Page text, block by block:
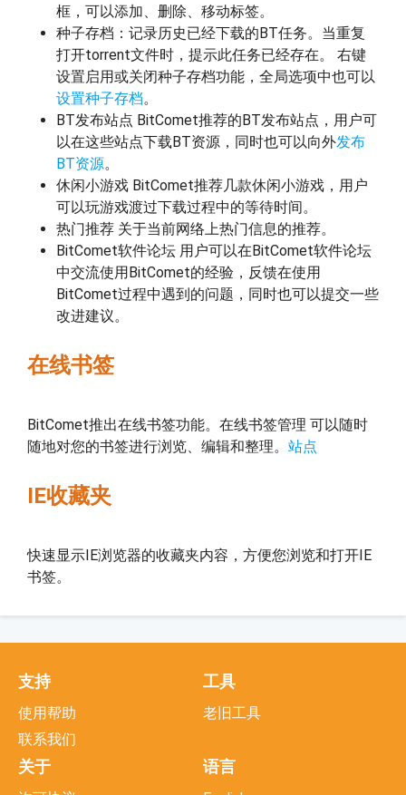
框，可以添加、删除、移动标签。
种子存档：记录历史已经下载的BT任务。当重复
打开torrent文件时，提示此任务已经存在。 右键
设置启用或关闭种子存档功能，全局选项中也可以
设置种子存档。
BT发布站点 BitComet推荐的BT发布站点，用户可
以在这些站点下载BT资源，同时也可以向外发布
BT资源。
休闲小游戏 BitComet推荐几款休闲小游戏，用户
可以玩游戏渡过下载过程中的等待时间。
热门推荐 关于当前网络上热门信息的推荐。
BitComet软件论坛 用户可以在BitComet软件论坛
中交流使用BitComet的经验，反馈在使用
BitComet过程中遇到的问题，同时也可以提交一些
改进建议。
在线书签
BitComet推出在线书签功能。在线书签管理 可以随时
随地对您的书签进行浏览、编辑和整理。 站点
IE收藏夹
快速显示IE浏览器的收藏夹内容，方便您浏览和打开IE
书签。
支持
使用帮助
联系我们
工具
老旧工具
关于 语言